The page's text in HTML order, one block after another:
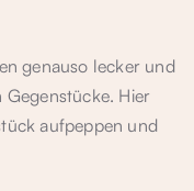
genauso lecker und
Hier
aufpeppen und